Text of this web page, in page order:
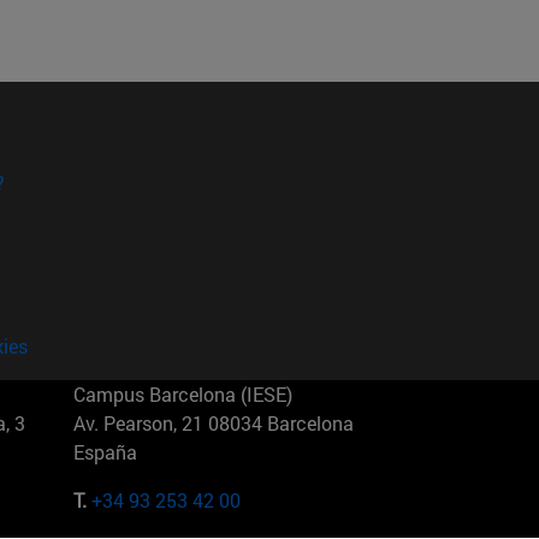
3
Campus Barcelona (IESE)
Av. Pearson, 21 08034 Barcelona
España
T.+34 93 253 42 00